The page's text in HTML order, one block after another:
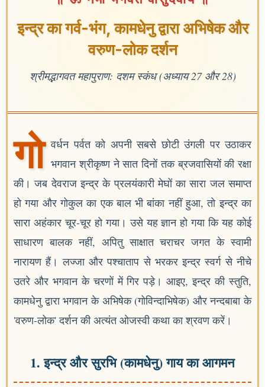
इन्द्र का गर्व-भंग, कामधेनु द्वारा अभिषेक और
वरुण-लोक दर्शन
श्रीमद्भागवत महापुराण: दशम स्कंध (अध्याय 27 और 28)
गो वर्धन पर्वत को अपनी सबसे छोटी उंगली पर उठाकर
भगवान श्रीकृष्ण ने सात दिनों तक ब्रजवासियों की रक्षा
की। जब देवराज इन्द्र के प्रलयंकारी मेघों का सारा जल समाप्त
हो गया और गोकुल का एक बाल भी बांका नहीं हुआ, तो इन्द्र का
सारा अहंकार चूर-चूर हो गया। उसे यह ज्ञान हो गया कि यह कोई
साधारण बालक नहीं, अपितु साक्षात चराचर जगत के स्वामी
नारायण हैं। लज्जा और पश्चाताप से भरकर इन्द्र स्वर्ग से नीचे
उतरे और भगवान के चरणों में गिर पड़े। आइए, इन्द्र की स्तुति,
कामधेनु द्वारा भगवान के अभिषेक (गोविन्दाभिषेक) और नन्दबाबा के
'वरुण-लोक' दर्शन की अत्यंत ओजस्वी कथा का श्रवण करें।
1. इन्द्र और सुरभि (कामधेनु) गाय का आगमन